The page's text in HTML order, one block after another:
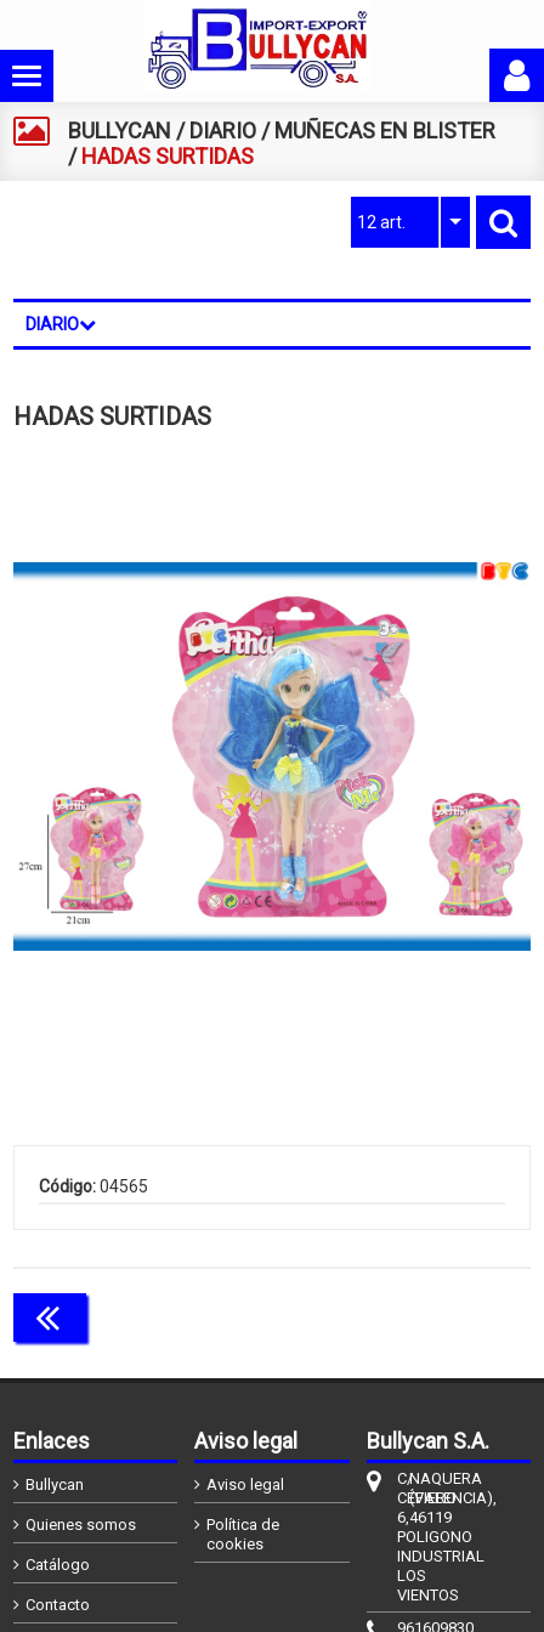
BULLYCAN / DIARIO / MUÑECAS EN BLISTER
/HADAS SURTIDAS
12 art.
DIARIO
HADAS SURTIDAS
Código:04565
Enlaces
Bullycan
Quienes somos
Catálogo
Contacto
Aviso legal
Aviso legal
Política de
cookies
Bullycan S.A.
C/
CÉFIERO
6,
POLIGONO
INDUSTRIAL
LOS
VIENTOS
NAQUERA
(VALENCIA),
46119
961609830